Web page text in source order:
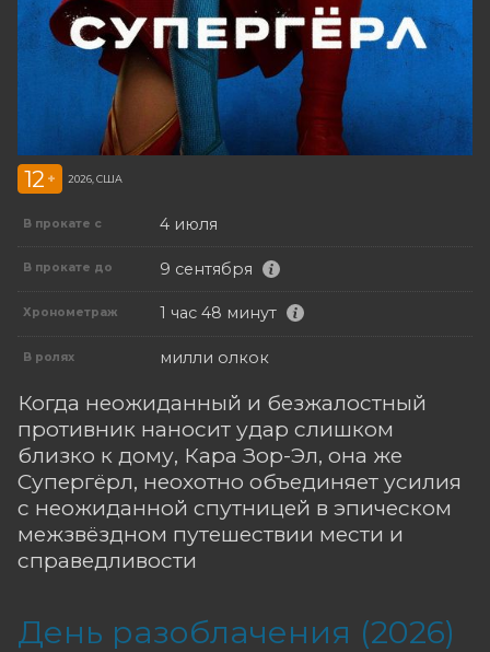
12 + 2026, США
В прокате с 4 июля
В прокате до 9 сентября
Хронометраж 1 час 48 минут
В ролях милли олкок
Когда неожиданный и безжалостный
противник наносит удар слишком
близко к дому, Кара Зор-Эл, она же
Супергёрл, неохотно объединяет усилия
с неожиданной спутницей в эпическом
межзвёздном путешествии мести и
справедливости
День разоблачения (2026)